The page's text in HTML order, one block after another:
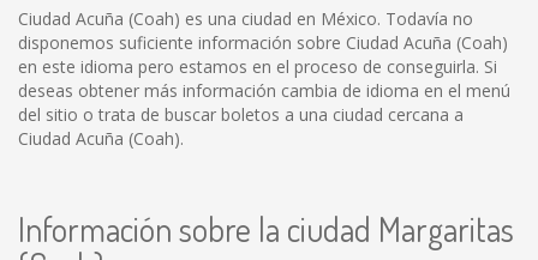
Ciudad Acuña (Coah) es una ciudad en México. Todavía no
disponemos suficiente información sobre Ciudad Acuña (Coah)
en este idioma pero estamos en el proceso de conseguirla. Si
deseas obtener más información cambia de idioma en el menú
del sitio o trata de buscar boletos a una ciudad cercana a
Ciudad Acuña (Coah).
Información sobre la ciudad Margaritas